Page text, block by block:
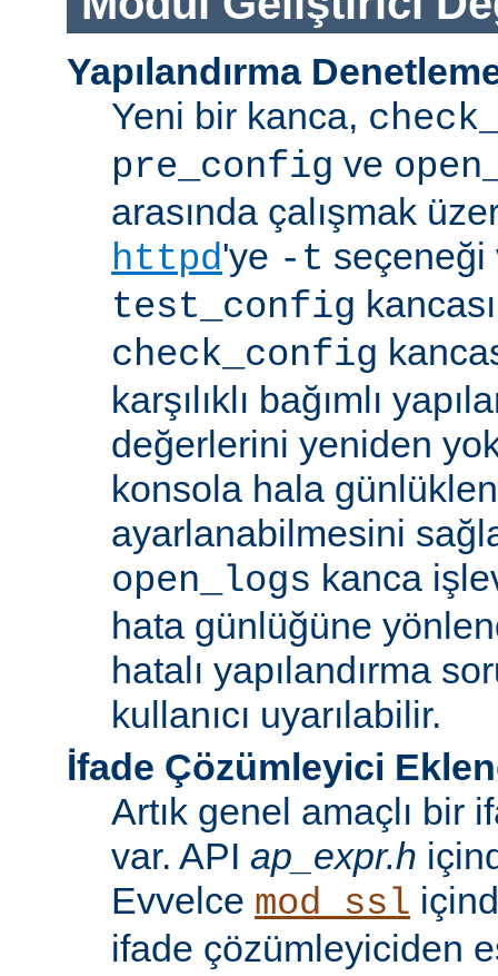
Yapılandırma
Yeni bir kanca,
pre_config ve
arasında çalışmak
httpd'ye -t seçeneği
test_config
check_config
karşılıklı bağımlı
değerlerini yeniden
konsola hala
ayarlanabilmesini
open_logs kanca
hata günlüğüne
hatalı yapılandırma
kullanıcı uyarılabilir.
İfade Çözümleyici
Artık genel amaçlı bir
var. API ap_expr.h
Evvelce mod_ssl
ifade çözümleyiciden